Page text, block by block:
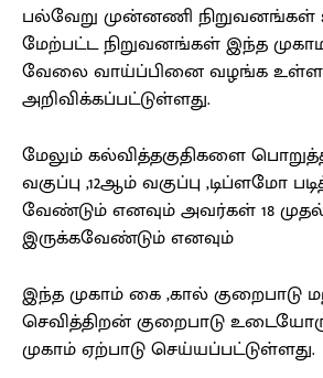
பல்வேறு முன்னணி நிறுவனங்கள்
மேற்பட்ட நிறுவனங்கள் இந்த
வேலை வாய்ப்பினை வழங்க
அறிவிக்கப்பட்டுள்ளது.
மேலும் கல்வித்தகுதிகளை
வகுப்பு ,12ஆம் வகுப்பு ,டிப்ளமோ
வேண்டும் எனவும் அவர்கள் 18
இருக்கவேண்டும் எனவும்
இந்த முகாம் கை ,கால் குறைபாடு
செவித்திறன் குறைபாடு
முகாம் ஏற்பாடு செய்யப்பட்டுள்ளது.